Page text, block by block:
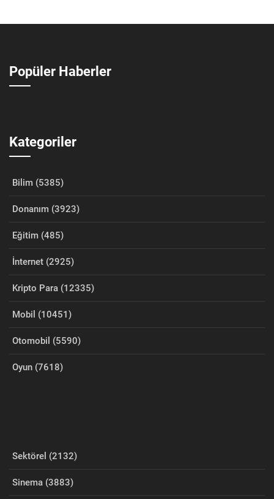
Popüler Haberler
Kategoriler
Bilim (5385)
Donanım (3923)
Eğitim (485)
İnternet (2925)
Kripto Para (12335)
Mobil (10451)
Otomobil (5590)
Oyun (7618)
Sektörel (2132)
Sinema (3883)